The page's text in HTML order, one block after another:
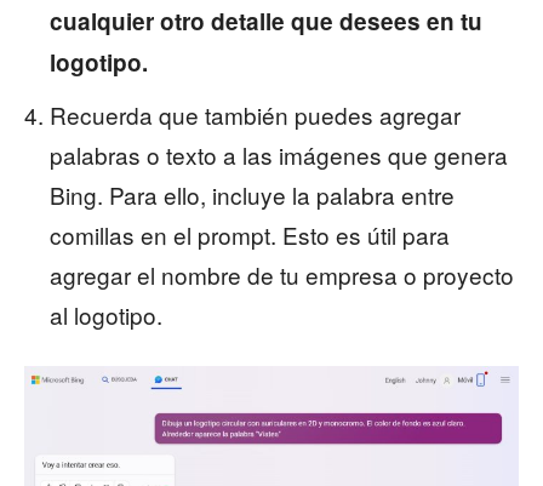
cualquier otro detalle que desees en tu
logotipo.
Recuerda que también puedes agregar
palabras o texto a las imágenes que genera
Bing. Para ello, incluye la palabra entre
comillas en el prompt. Esto es útil para
agregar el nombre de tu empresa o proyecto
al logotipo.